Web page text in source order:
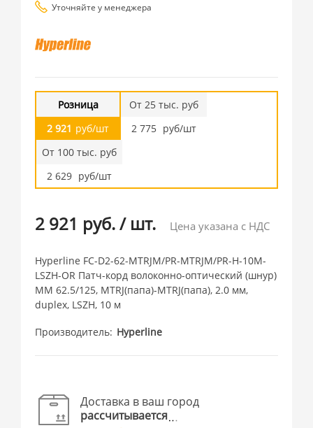
Уточняйте у менеджера
Розница
2 921 руб/шт
От 25 тыс. руб
2 775 руб/шт
От 100 тыс. руб
2 629 руб/шт
2 921 руб./ шт. Цена указана с НДС
Hyperline FC-D2-62-MTRJM/PR-MTRJM/PR-H-10M-
LSZH-OR Патч-корд волоконно-оптический (шнур)
MM 62.5/125, MTRJ(папа)-MTRJ(папа), 2.0 мм,
duplex, LSZH, 10 м
Производитель Hyperline
Доставка в ваш город
рассчитывается